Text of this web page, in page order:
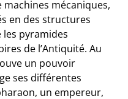
mécaniques,
en des structures
les pyramides
de l’Antiquité. Au
un pouvoir
ses différentes
un empereur,